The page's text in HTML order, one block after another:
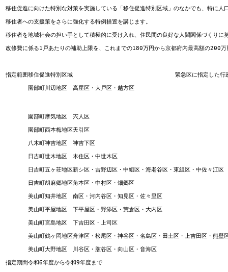
移住促進に向けた特別な対策を実施している「移住促進特別区域」のなかでも、特に
移住者への支援策をさらに強化する特例措置を講じます。
移住者を地域社会の担い手として積極的に受け入れ、住民間の良好な人間関係づくり
改修費に係る1戸あたりの補助上限を、これまでの180万円から京都府内最高額の200万
指定範囲移住促進特別区域 緊急区に指定した行
園部町川辺地区 高屋区・大戸区・越方区
園部町摩気地区 宍人区
園部町西本梅地区天引区
八木町神吉地区 神吉下区
日吉町世木地区 木住区・中世木区
日吉町五ヶ荘地区新シ区・吉野辺区・中組区・海老谷区・東組区・中佐々江区
日吉町胡麻郷地区角本区・中村区・畑郷区
美山町知井地区 南区・河内谷区・知見区・佐々里区
美山町平屋地区 下平屋区・野添区・荒倉区・大内区
美山町宮島地区 下吉田区・上司区
美山町鶴ヶ岡地区舟津区・松尾区・神谷区・名島区・田土区・上吉田区・熊壁
美山町大野地区 川谷区・肱谷区・向山区・音海区
指定期間令和6年度から令和9年度まで